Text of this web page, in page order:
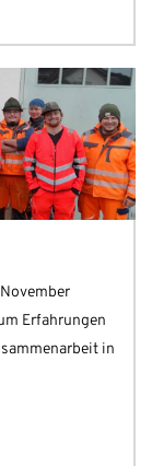
Erfahrungen
in